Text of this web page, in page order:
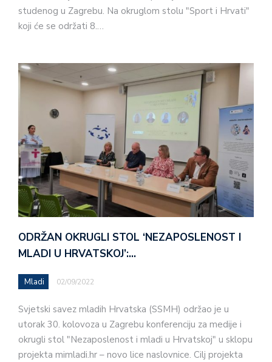
studenog u Zagrebu. Na okruglom stolu "Sport i Hrvati"
koji će se održati 8.…
ODRŽAN OKRUGLI STOL ‘NEZAPOSLENOST I
MLADI U HRVATSKOJ’:…
Mladi 02/09/2022
Svjetski savez mladih Hrvatska (SSMH) održao je u
utorak 30. kolovoza u Zagrebu konferenciju za medije i
okrugli stol "Nezaposlenost i mladi u Hrvatskoj" u sklopu
projekta mimladi.hr – novo lice naslovnice. Cilj projekta